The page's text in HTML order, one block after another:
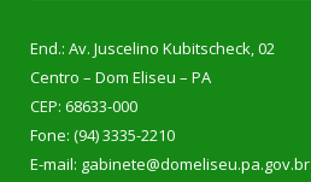
End.: Av. Juscelino Kubitscheck, 02
Centro – Dom Eliseu – PA
CEP: 68633-000
Fone: (94) 3335-2210
E-mail: gabinete@domeliseu.pa.gov.br